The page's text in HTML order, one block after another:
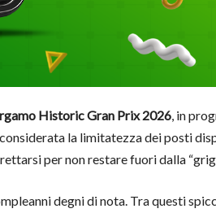
Historic Gran Prix 2026, in
la limitatezza dei posti
per non restare fuori dalla
degni di nota. Tra questi